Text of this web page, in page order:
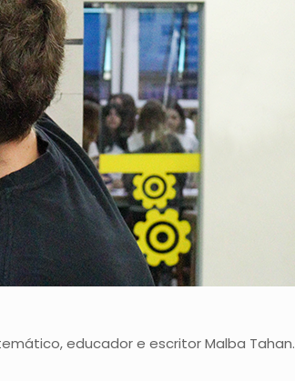
educador e escritor Malba Tahan.